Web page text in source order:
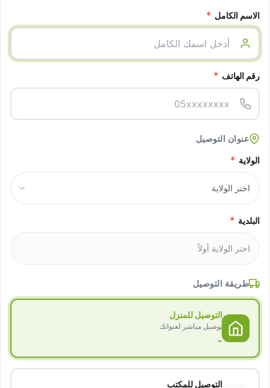
الاسم الكامل *
رقم الهاتف *
عنوان التوصيل
الولاية *
البلدية *
طريقة التوصيل
التوصيل للمنزل
توصيل مباشر لعنوانك
-
التوصيل للمكتب